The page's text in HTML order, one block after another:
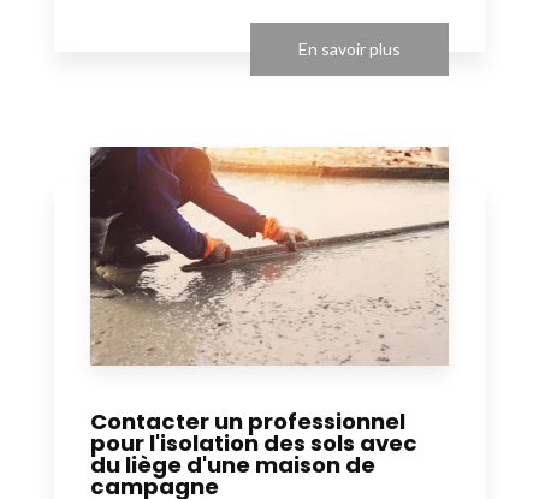
En savoir plus
Contacter un professionnel
pour l'isolation des sols avec
du liège d'une maison de
campagne